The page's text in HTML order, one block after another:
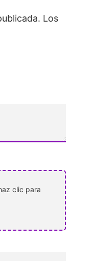
Los
clic para